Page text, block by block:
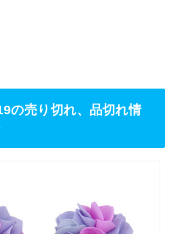
の売り切れ、品切れ情